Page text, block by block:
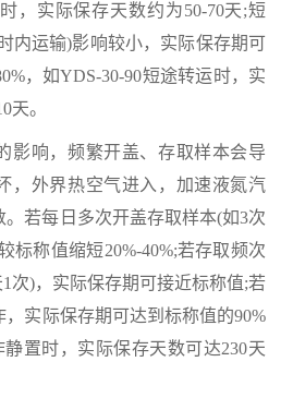
，实际保存天数约为50-70天;短
内运输)影响较小，实际保存期可
，如YDS-30-90短途转运时，实
天。
响，频繁开盖、存取样本会导
，外界热空气进入，加速液氮汽
若每日多次开盖存取样本(如3次
标称值缩短20%-40%;若存取频次
次)，实际保存期可接近标称值;若
实际保存期可达到标称值的90%
置时，实际保存天数可达230天